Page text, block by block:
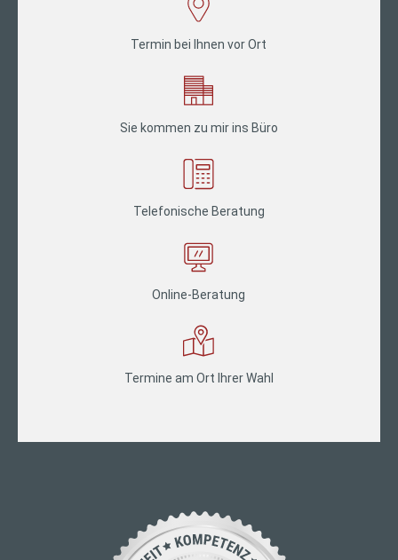
Termin bei Ihnen vor Ort
Sie kommen zu mir ins Büro
Telefonische Beratung
Online-Beratung
Termine am Ort Ihrer Wahl